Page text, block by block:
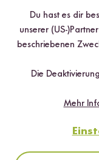
Infos zur
5 Sterne
4 Sterne
1 Stern
Du hast es dir
unserer (US-
beschriebenen
Die
Mehr